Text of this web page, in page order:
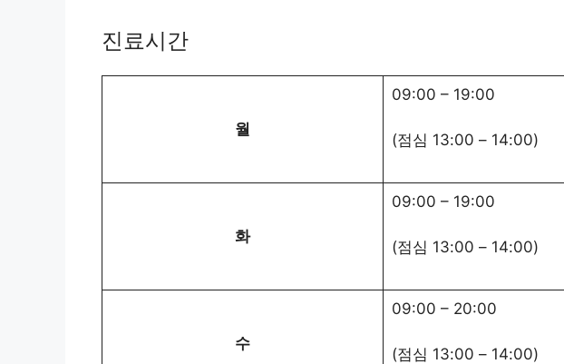
진료시간
월
09:00 – 19:00
(점심 13:00 – 14:00)
화
09:00 – 19:00
(점심 13:00 – 14:00)
수
09:00 – 20:00
(점심 13:00 – 14:00)